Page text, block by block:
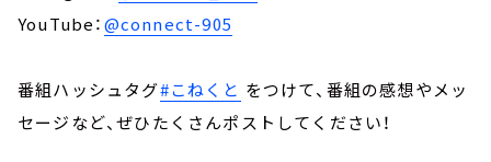
YouTube：@connect-905
番組ハッシュタグ#こねくと をつけて、番組の感想やメッ
セージなど、ぜひたくさんポストしてください！